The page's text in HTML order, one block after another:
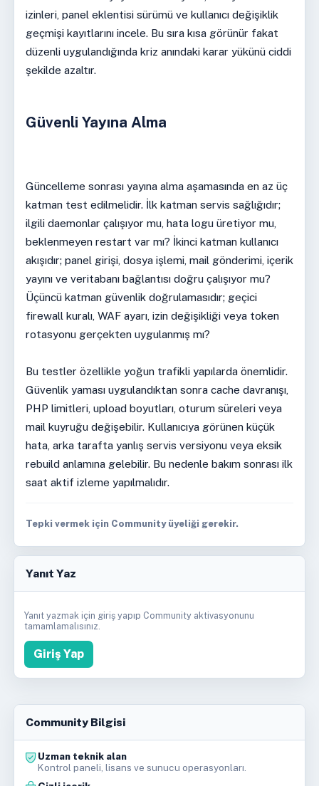
izinleri, panel eklentisi sürümü ve kullanıcı değişiklik
geçmişi kayıtlarını incele. Bu sıra kısa görünür fakat
düzenli uygulandığında kriz anındaki karar yükünü ciddi
şekilde azaltır.
Güvenli Yayına Alma
Güncelleme sonrası yayına alma aşamasında en az üç
katman test edilmelidir. İlk katman servis sağlığıdır;
ilgili daemonlar çalışıyor mu, hata logu üretiyor mu,
beklenmeyen restart var mı? İkinci katman kullanıcı
akışıdır; panel girişi, dosya işlemi, mail gönderimi, içerik
yayını ve veritabanı bağlantısı doğru çalışıyor mu?
Üçüncü katman güvenlik doğrulamasıdır; geçici
firewall kuralı, WAF ayarı, izin değişikliği veya token
rotasyonu gerçekten uygulanmış mı?
Bu testler özellikle yoğun trafikli yapılarda önemlidir.
Güvenlik yaması uygulandıktan sonra cache davranışı,
PHP limitleri, upload boyutları, oturum süreleri veya
mail kuyruğu değişebilir. Kullanıcıya görünen küçük
hata, arka tarafta yanlış servis versiyonu veya eksik
rebuild anlamına gelebilir. Bu nedenle bakım sonrası ilk
saat aktif izleme yapılmalıdır.
Tepki vermek için Community üyeliği gerekir.
Yanıt Yaz
Yanıt yazmak için giriş yapıp Community aktivasyonunu
tamamlamalısınız.
Giriş Yap
Community Bilgisi
Uzman teknik alan
Kontrol paneli, lisans ve sunucu operasyonları.